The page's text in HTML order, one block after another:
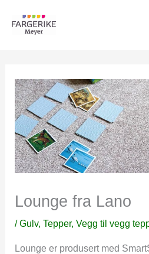
rett
Lounge fra Lano
/Gulv,Tepper,Vegg til vegg
Lounge er produsert med